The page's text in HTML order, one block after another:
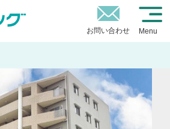
お問い合わせ Menu